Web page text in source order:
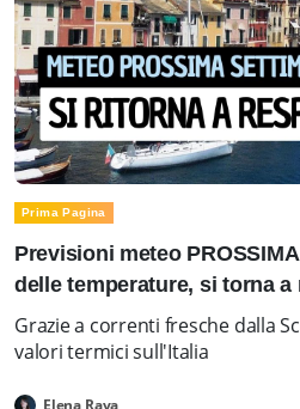
Prima Pagina
Previsioni meteo
delle temperature, si torna a
Grazie a correnti fresche dalla
valori termici sull'Italia
Elena Rava